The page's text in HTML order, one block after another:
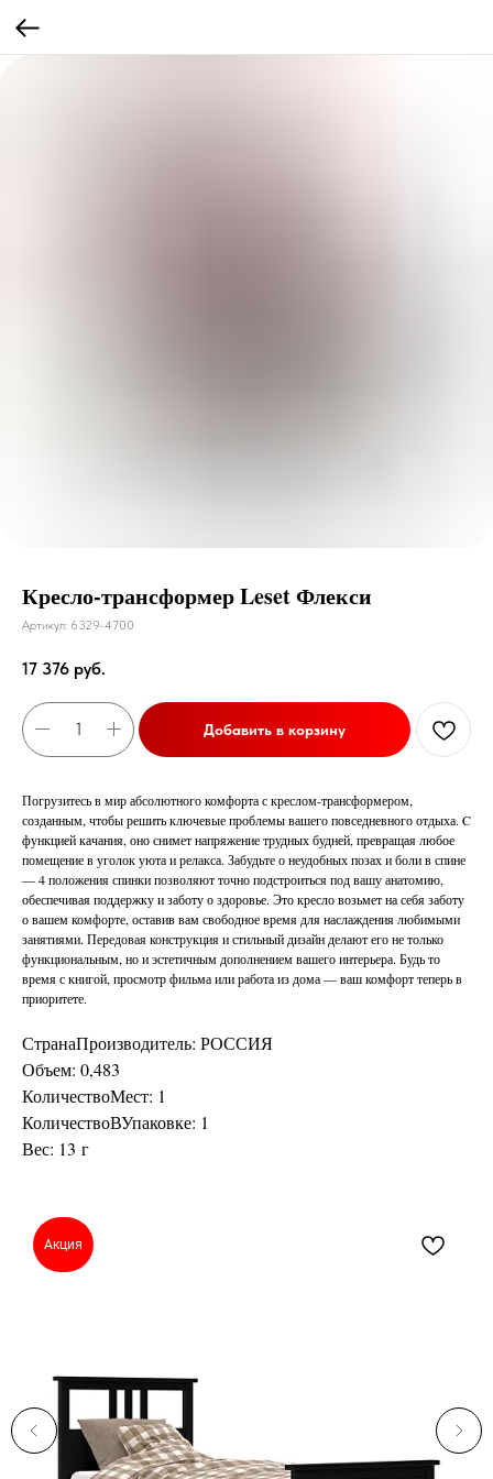
Кресло-трансформер Leset Флекси
Артикул: 6329-4700
17 376 руб.
Добавить в корзину
Погрузитесь в мир абсолютного комфорта с креслом-трансформером,
созданным, чтобы решить ключевые проблемы вашего повседневного отдыха. C
функцией качания, оно снимет напряжение трудных будней, превращая любое
помещение в уголок уюта и релакса. Забудьте о неудобных позах и боли в спине
— 4 положения спинки позволяют точно подстроиться под вашу анатомию,
обеспечивая поддержку и заботу о здоровье. Это кресло возьмет на себя заботу
о вашем комфорте, оставив вам свободное время для наслаждения любимыми
занятиями. Передовая конструкция и стильный дизайн делают его не только
функциональным, но и эстетичным дополнением вашего интерьера. Будь то
время с книгой, просмотр фильма или работа из дома — ваш комфорт теперь в
приоритете.
СтранаПроизводитель: РОССИЯ
Объем: 0,483
КоличествоМест: 1
КоличествоВУпаковке: 1
Вес: 13 г
Акция